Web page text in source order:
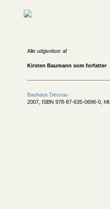
Alle udgivelser af
Kirsten Baumann som forfatter
Bauhaus Dessau
2007, ISBN 978-87-635-0696-0, hft